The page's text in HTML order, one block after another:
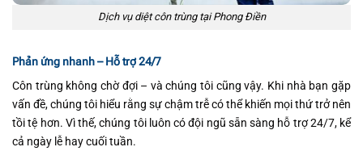
Dịch vụ diệt côn trùng tại Phong Điền
Phản ứng nhanh – Hỗ trợ 24/7
Côn trùng không chờ đợi – và chúng tôi cũng vậy. Khi nhà bạn gặp
vấn đề, chúng tôi hiểu rằng sự chậm trễ có thể khiến mọi thứ trở nên
tồi tệ hơn. Vì thế, chúng tôi luôn có đội ngũ sẵn sàng hỗ trợ 24/7, kể
cả ngày lễ hay cuối tuần.